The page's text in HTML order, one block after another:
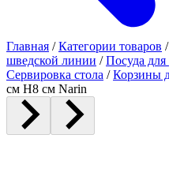
Главная / Категории товаров /
шведской линии / Посуда для
Сервировка стола / Корзины
см H8 см Narin